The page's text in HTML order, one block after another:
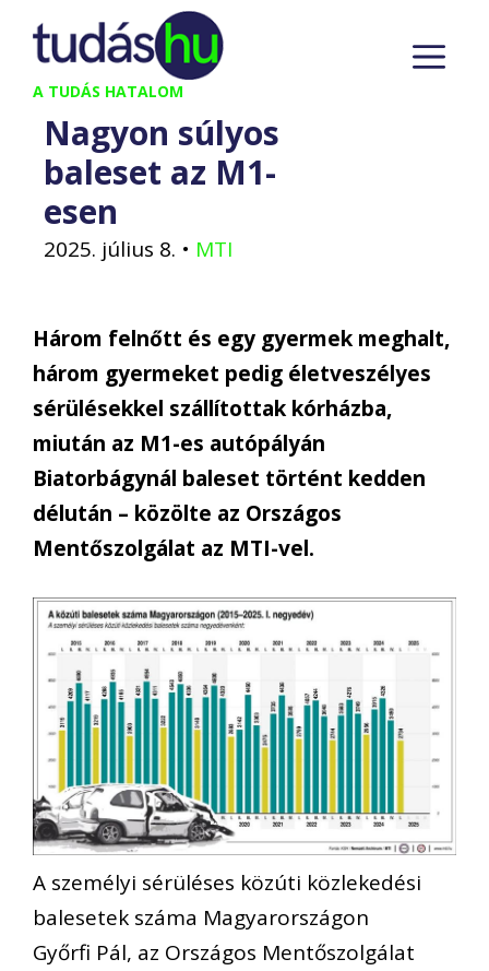
Kilépés
tartalomba
A TUDÁS HATALOM
Nagyon súlyos
baleset az M1-
esen
2025. július 8. • MTI
Három felnőtt és egy gyermek meghalt,
három gyermeket pedig életveszélyes
sérülésekkel szállítottak kórházba,
miután az M1-es autópályán
Biatorbágynál baleset történt kedden
délután – közölte az Országos
Mentőszolgálat az MTI-vel.
A személyi sérüléses közúti közlekedési
balesetek száma Magyarországon
Győrfi Pál, az Országos Mentőszolgálat